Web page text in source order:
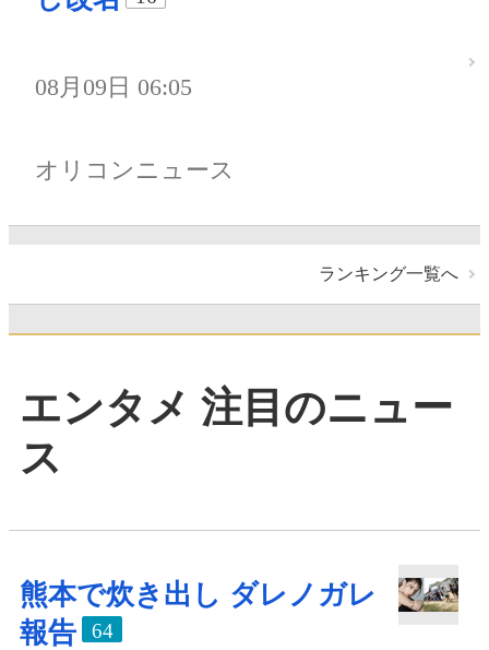
08月09日 06:05
オリコンニュース
ランキング一覧へ
エンタメ 注目のニュー
ス
熊本で炊き出し ダレノガレ
報告
64